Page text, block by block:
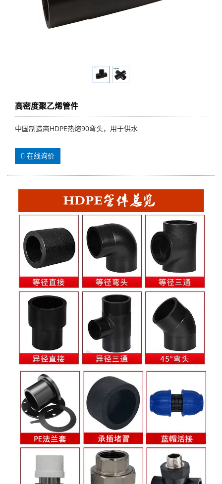
高密度聚乙烯管件
中国制造商HDPE热熔90弯头，用于供水
在线询价